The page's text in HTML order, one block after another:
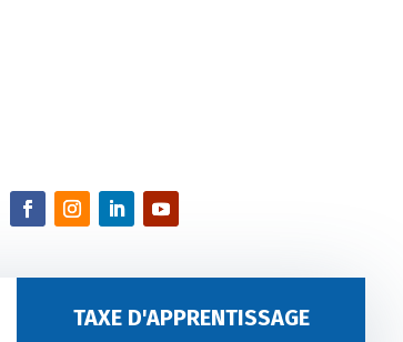
TAXE D'APPRENTISSAGE